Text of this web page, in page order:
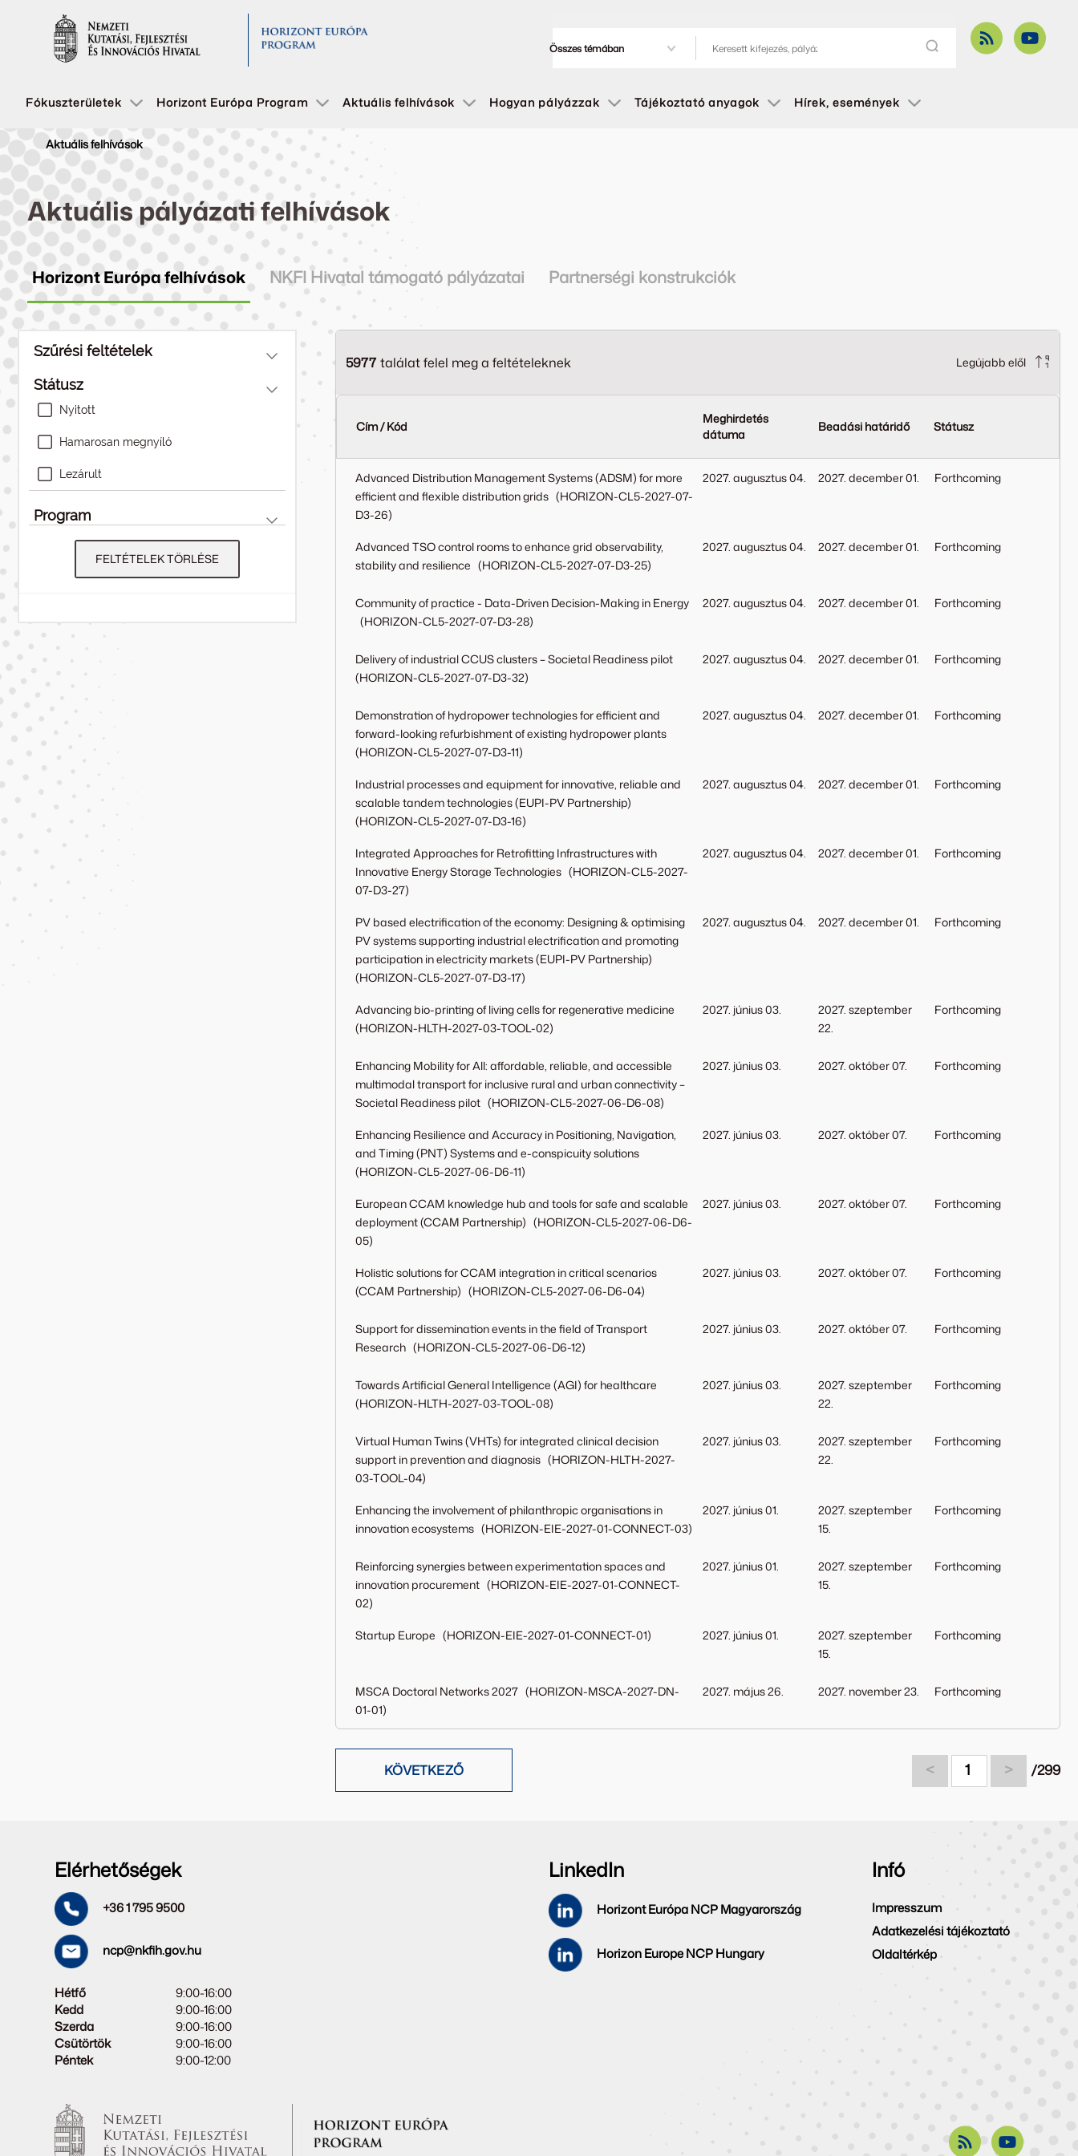
Fókuszterületek Horizont Európa Program Aktuális felhívások Hogyan pályázzak Tájékoztató anyagok Hírek, események
Aktuális felhívások
Aktuális pályázati felhívások
Horizont Európa felhívások NKFI Hivatal támogató pályázatai Partnerségi konstrukciók
Szűrési feltételek
Státusz
Nyitott
Hamarosan megnyíló
Lezárult
Program
FELTÉTELEK TÖRLÉSE
5977 találat felel meg a feltételeknek Legújabb elől
Cím / Kód
Meghirdetés
dátuma
Beadási határidő Státusz
Advanced Distribution Management Systems (ADSM) for more
efficient and flexible distribution grids (HORIZON-CL5-2027-07-
D3-26)
2027. augusztus 04. 2027. december 01. Forthcoming
Advanced TSO control rooms to enhance grid observability,
stability and resilience (HORIZON-CL5-2027-07-D3-25)
2027. augusztus 04. 2027. december 01. Forthcoming
Community of practice - Data-Driven Decision-Making in Energy
(HORIZON-CL5-2027-07-D3-28)
2027. augusztus 04. 2027. december 01. Forthcoming
Delivery of industrial CCUS clusters – Societal Readiness pilot
(HORIZON-CL5-2027-07-D3-32)
2027. augusztus 04. 2027. december 01. Forthcoming
Demonstration of hydropower technologies for efficient and
forward-looking refurbishment of existing hydropower plants
(HORIZON-CL5-2027-07-D3-11)
2027. augusztus 04. 2027. december 01. Forthcoming
Industrial processes and equipment for innovative, reliable and
scalable tandem technologies (EUPI-PV Partnership)
(HORIZON-CL5-2027-07-D3-16)
2027. augusztus 04. 2027. december 01. Forthcoming
Integrated Approaches for Retrofitting Infrastructures with
Innovative Energy Storage Technologies (HORIZON-CL5-2027-
07-D3-27)
2027. augusztus 04. 2027. december 01. Forthcoming
PV based electrification of the economy: Designing & optimising
PV systems supporting industrial electrification and promoting
participation in electricity markets (EUPI-PV Partnership)
(HORIZON-CL5-2027-07-D3-17)
2027. augusztus 04. 2027. december 01. Forthcoming
Advancing bio-printing of living cells for regenerative medicine
(HORIZON-HLTH-2027-03-TOOL-02)
2027. június 03.
2027. szeptember
22.
Forthcoming
Enhancing Mobility for All: affordable, reliable, and accessible
multimodal transport for inclusive rural and urban connectivity –
Societal Readiness pilot (HORIZON-CL5-2027-06-D6-08)
2027. június 03. 2027. október 07. Forthcoming
Enhancing Resilience and Accuracy in Positioning, Navigation,
and Timing (PNT) Systems and e-conspicuity solutions
(HORIZON-CL5-2027-06-D6-11)
2027. június 03. 2027. október 07. Forthcoming
European CCAM knowledge hub and tools for safe and scalable
deployment (CCAM Partnership) (HORIZON-CL5-2027-06-D6-
05)
2027. június 03. 2027. október 07. Forthcoming
Holistic solutions for CCAM integration in critical scenarios
(CCAM Partnership) (HORIZON-CL5-2027-06-D6-04)
2027. június 03. 2027. október 07. Forthcoming
Support for dissemination events in the field of Transport
Research (HORIZON-CL5-2027-06-D6-12)
2027. június 03. 2027. október 07. Forthcoming
Towards Artificial General Intelligence (AGI) for healthcare
(HORIZON-HLTH-2027-03-TOOL-08)
2027. június 03.
2027. szeptember
22.
Forthcoming
Virtual Human Twins (VHTs) for integrated clinical decision
support in prevention and diagnosis (HORIZON-HLTH-2027-
03-TOOL-04)
2027. június 03.
2027. szeptember
22.
Forthcoming
Enhancing the involvement of philanthropic organisations in
innovation ecosystems (HORIZON-EIE-2027-01-CONNECT-03)
2027. június 01.
2027. szeptember
15.
Forthcoming
Reinforcing synergies between experimentation spaces and
innovation procurement (HORIZON-EIE-2027-01-CONNECT-
02)
2027. június 01.
2027. szeptember
15.
Forthcoming
Startup Europe (HORIZON-EIE-2027-01-CONNECT-01) 2027. június 01.
2027. szeptember
15.
Forthcoming
MSCA Doctoral Networks 2027 (HORIZON-MSCA-2027-DN-
01-01)
2027. május 26. 2027. november 23. Forthcoming
< 1 > /299
KÖVETKEZŐ
Elérhetőségek
+36 1 795 9500
ncp@nkfih.gov.hu
Hétfő
9:00-16:00
Kedd
9:00-16:00
Szerda
9:00-16:00
Csütörtök
9:00-16:00
Péntek
9:00-12:00
LinkedIn
Horizont Európa NCP Magyarország
Horizon Europe NCP Hungary
Infó
Impresszum
Adatkezelési tájékoztató
Oldaltérkép